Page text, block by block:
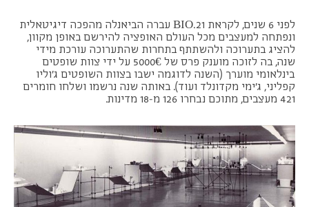
לפני 6 שנים, לקראת BIO.21 עברה הביאנלה מהפכה דיגיטאלית
ונפתחה למעצבים מכל העולם האופציה להירשם באופן מקוון,
להציג בתערוכה ולהשתתף בתחרות שהתערוכה עורכת מידי
שנה, בה לזוכה מוענק פרס של 5000€ על ידי צוות שופטים
בינלאומי מוערך (השנה לדוגמה ישבו בצוות השופטים ג'וליו
קפליני, ג'ימי מקדונלד ועוד). באותה שנה נרשמו ושלחו חומרים
421 מעצבים, מתוכם נבחרו 126 מ-18 מדינות.